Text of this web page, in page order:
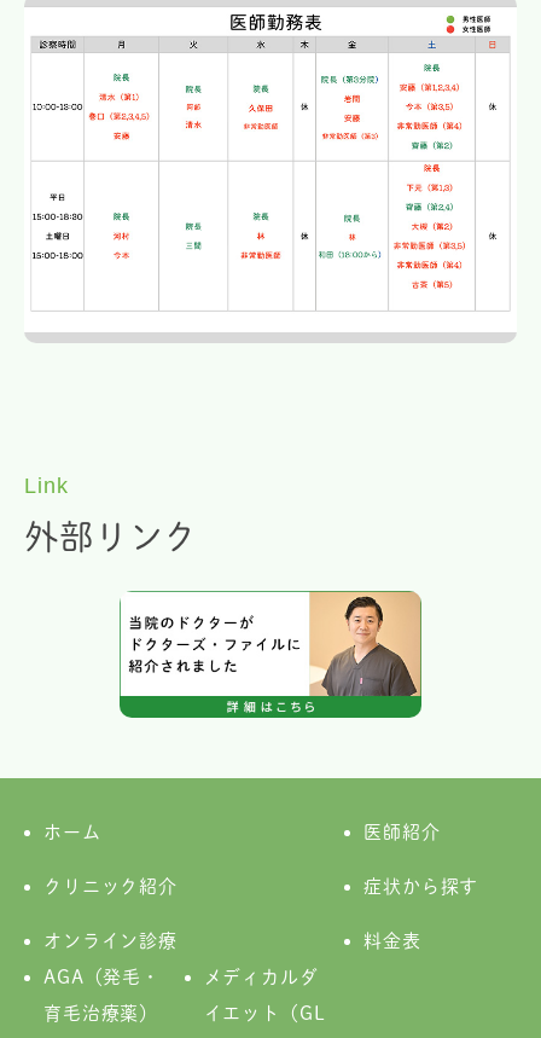
Link
外部リンク
ホーム 医師紹介
クリニック紹介 症状から探す
オンライン診療
AGA（発毛・
育毛治療薬）
メディカルダ
イエット（GL
料金表